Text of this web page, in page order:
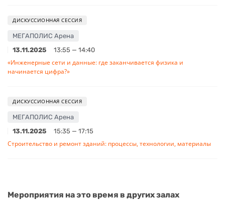
ДИСКУССИОННАЯ СЕССИЯ
МЕГАПОЛИС Арена
13.11.2025
13:55 — 14:40
«Инженерные сети и данные: где заканчивается физика и
начинается цифра?»
ДИСКУССИОННАЯ СЕССИЯ
МЕГАПОЛИС Арена
13.11.2025
15:35 — 17:15
Строительство и ремонт зданий: процессы, технологии, материалы
Мероприятия на это время в других залах